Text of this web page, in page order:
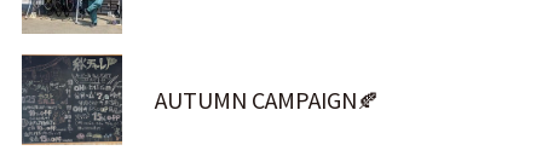
AUTUMN CAMPAIGN🍂